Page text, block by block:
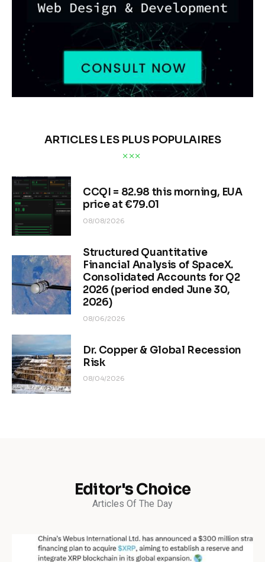
ARTICLES LES PLUS POPULAIRES
CCQI = 82.98 this morning, EUA
price at €79.01
08/08/2026
Structured Quantitative
Financial Analysis of SpaceX.
Consolidated Accounts for Q2
2026 (period ended June 30,
2026)
08/06/2026
Dr. Copper & Global Recession
Risk
08/04/2026
Editor's Choice
Articles Of The Day